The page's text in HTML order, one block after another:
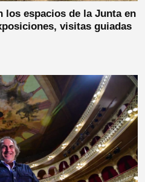
los espacios de la Junta en
visitas guiadas